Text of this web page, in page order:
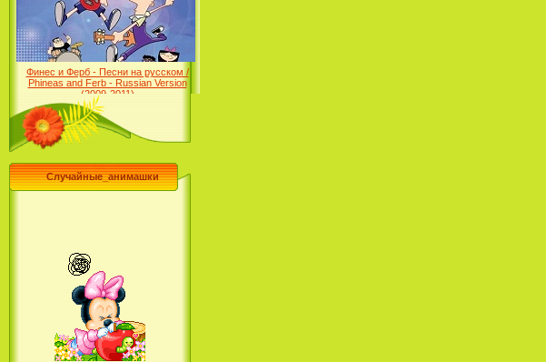
Лило и Стич: Сериал (2
сезон) / Lilo & Stitch: The
Финес и Ферб - Песни на русском /
Phineas and Ferb - Russian Version
(2009-2011)
Лучшее песни из мультфильмов
Диснея / Best Of Disney [Star Edition]
(1999)
Случайные_анимашки